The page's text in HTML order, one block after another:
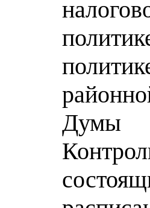
Думы в